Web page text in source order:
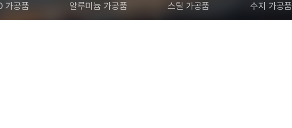
가공품 알루미늄 가공품 스틸 가공품 수지 가공품